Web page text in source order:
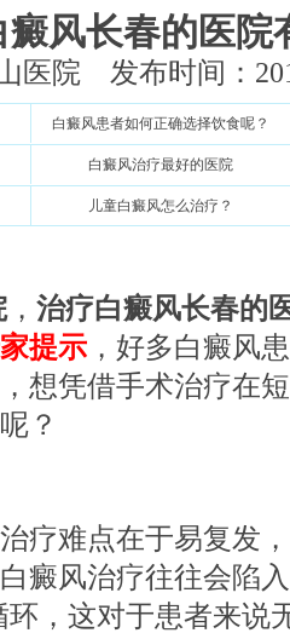
癜风长春的医院
医院 发布时间：
白癜风患者如何正确选择饮食呢？
白癜风治疗最好的医院
儿童白癜风怎么治疗？
， 治疗白癜风长春的
提示 ，好多白癜风
想凭借手术治疗在
？
疗难点在于易复发
癜风治疗往往会陷
，这对于患者来说